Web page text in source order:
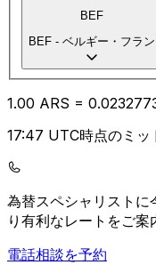
BEF
BEF - ベルギー・フラン
1.00 ARS = 0.02
17:47 UTC時点のミッ
為替スペシャリストに
り有利なレートをご案
電話相談を予約